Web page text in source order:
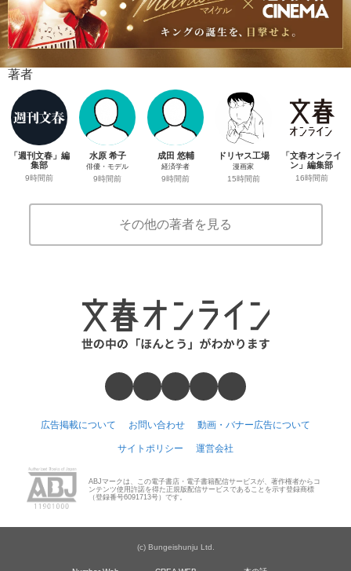
著者
「週刊文春」編
集部
9時間前
水原 希子
俳優・モデル
9時間前
成田 悠輔
経済学者
9時間前
ドリヤス工場
漫画家
15時間前
「文春オンライ
ン」編集部
16時間前
その他の著者を見る
広告掲載について お問い合わせ 動画・バナー広告について
サイトポリシー 運営会社
ABJマークは、この電子書店・電子書籍配信サービスが、著作権者からコ
ンテンツ使用許諾を得た正規版配信サービスであることを示す登録商標
（登録番号6091713号）です。
(c) Bungeishunju Ltd.